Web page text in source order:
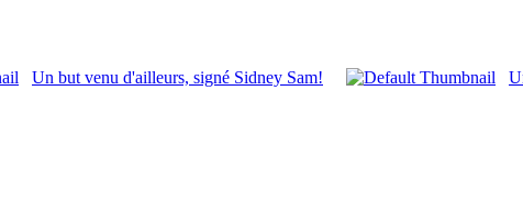
Un but venu d'ailleurs, signé Sidney Sam!